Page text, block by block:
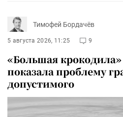
Тимофей Бордачёв
5 августа 2026, 11:25 9
«Большая
показала проблему
допустимого